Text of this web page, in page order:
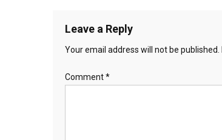
Leave a Reply
Your email address will not be published.
Comment*